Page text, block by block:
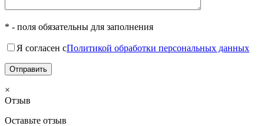
* - поля обязательны для заполнения
Я согласен сПолитикой обработки персональных данных
×
Отзыв
Оставьте отзыв